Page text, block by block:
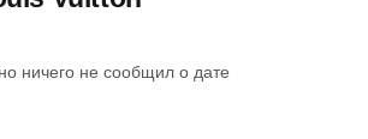
ничего не сообщил о дате